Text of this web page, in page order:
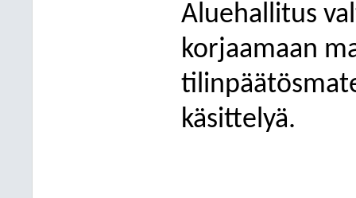
Aluehallitus
korjaamaan
käsittelyä.